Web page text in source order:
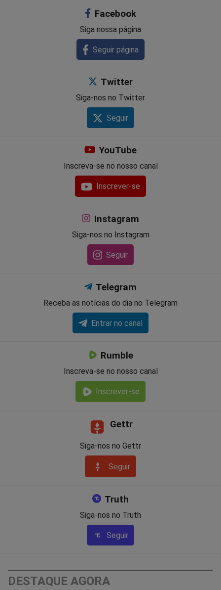
Facebook
Siga nossa página
Seguir página
Twitter
Siga-nos no Twitter
Seguir
YouTube
Inscreva-se no nosso canal
Inscrever-se
Instagram
Siga-nos no Instagram
Seguir
Telegram
Receba as notícias do dia no Telegram
Entrar no canal
Rumble
Inscreva-se no nosso canal
Inscrever-se
Gettr
Siga-nos no Gettr
Seguir
Truth
Siga-nos no Truth
Seguir
DESTAQUE AGORA